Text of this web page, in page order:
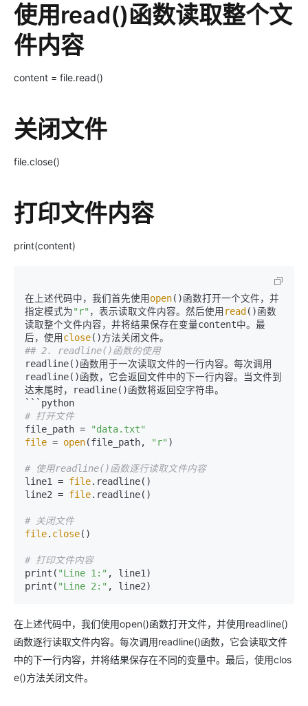
使用read()函数读取整个文
件内容
content = file.read()
关闭文件
file.close()
打印文件内容
print(content)
在上述代码中，我们首先使用 open()函数打开一个文件，并
指定模式为"r" ，表示读取文件内容。然后使用 read ()函数
读取整个文件内容，并将结果保存在变量content中。最
后，使用 close
## 2. readline()函数的使用
readline()函数用于一次读取文件的一行内容。每次调用
readline()函数，它会返回文件中的下一行内容。当文件到
达末尾时，readline()函数将返回空字符串。
# 打开文件
file_path =
"data.txt"
file = open(file_path, "r" )
# 使用readline()函数逐行读取文件内容
line1 = file.readline()
line2 = file.readline()
# 关闭文件
file. close()
# 打印文件内容
print( "Line 1:" , line1)
print( "Line 2:"
在上述代码中，我们使用open()函数打开文件，并使用readline()
函数逐行读取文件内容。每次调用readline()函数，它会读取文件
中的下一行内容，并将结果保存在不同的变量中。最后，使用clos
e()方法关闭文件。